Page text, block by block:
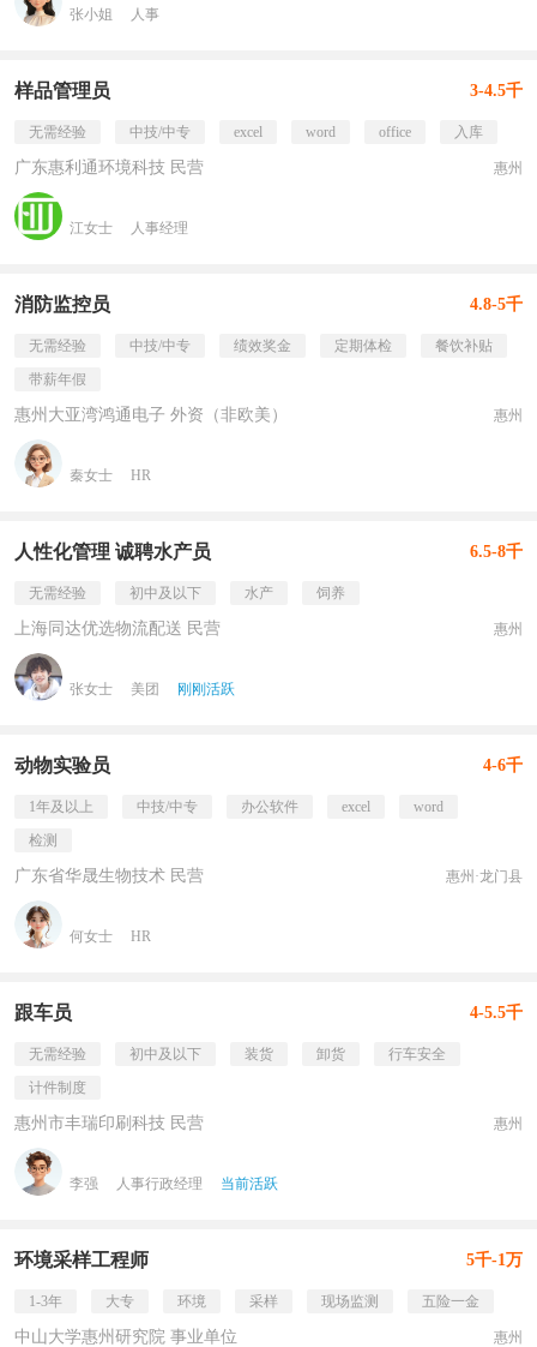
张小姐 人事
样品管理员 3-4.5千
无需经验 中技/中专 excel word office 入库
广东惠利通环境科技 民营 惠州
江女士 人事经理
消防监控员 4.8-5千
无需经验 中技/中专 绩效奖金 定期体检
餐饮补贴
带薪年假
惠州大亚湾鸿通电子 外资（非欧美） 惠州
秦女士 HR
人性化管理 诚聘水产员 6.5-8千
无需经验 初中及以下 水产 饲养
上海同达优选物流配送 民营 惠州
张女士 美团 刚刚活跃
动物实验员 4-6千
1年及以上 中技/中专 办公软件 excel
word
检测
广东省华晟生物技术 民营 惠州·龙门县
何女士 HR
跟车员 4-5.5千
无需经验 初中及以下 装货 卸货
行车安全
计件制度
惠州市丰瑞印刷科技 民营 惠州
李强 人事行政经理 当前活跃
环境采样工程师 5千-1万
1-3年 大专 环境 采样 现场监测 五险一金
中山大学惠州研究院 事业单位 惠州